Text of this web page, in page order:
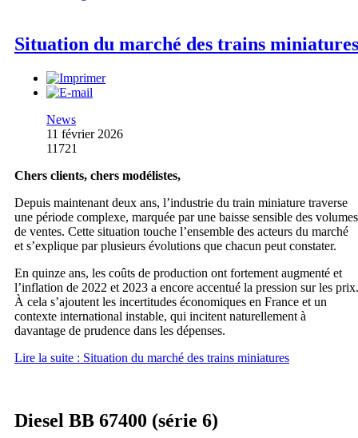
Situation du marché des trains miniatures
News
11 février 2026
11721
Chers clients, chers modélistes,
Depuis maintenant deux ans, l’industrie du train miniature traverse
une période complexe, marquée par une baisse sensible des volumes
de ventes. Cette situation touche l’ensemble des acteurs du marché
et s’explique par plusieurs évolutions que chacun peut constater.
En quinze ans, les coûts de production ont fortement augmenté et
l’inflation de 2022 et 2023 a encore accentué la pression sur les prix.
À cela s’ajoutent les incertitudes économiques en France et un
contexte international instable, qui incitent naturellement à
davantage de prudence dans les dépenses.
Lire la suite : Situation du marché des trains miniatures
Diesel BB 67400 (série 6)